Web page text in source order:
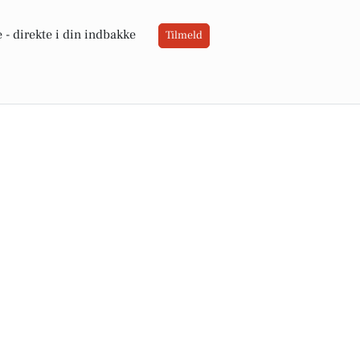
- direkte i din indbakke Tilmeld